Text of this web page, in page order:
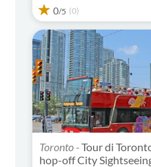
0/5 (0)
Toronto -Tour di
hop-off City